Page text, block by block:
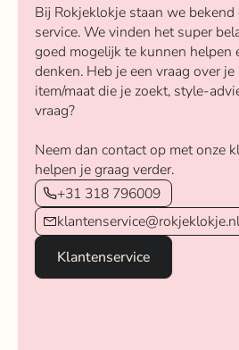
Bij Rokjeklokje staan we
service. We vinden het super
goed mogelijk te kunnen helpen
denken. Heb je een vraag over
item/maat die je zoekt, style-
vraag?
Neem dan contact op met onze
helpen je graag verder.
+31 318 796009
klantenservice@rokjeklokje.nl
Klantenservice